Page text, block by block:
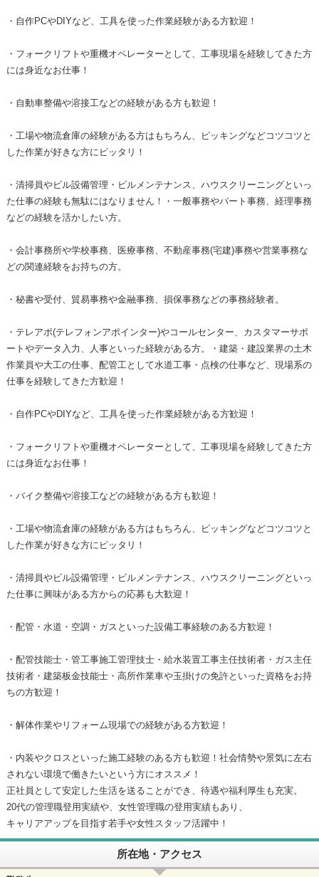
・自作PCやDIYなど、工具を使った作業経験がある方歓迎！
・フォークリフトや重機オペレーターとして、工事現場を経験してきた方
には身近なお仕事！
・自動車整備や溶接工などの経験がある方も歓迎！
・工場や物流倉庫の経験がある方はもちろん、ピッキングなどコツコツと
した作業が好きな方にピッタリ！
・清掃員やビル設備管理・ビルメンテナンス、ハウスクリーニングといっ
た仕事の経験も無駄にはなりません！・一般事務やパート事務、経理事務
などの経験を活かしたい方。
・会計事務所や学校事務、医療事務、不動産事務(宅建)事務や営業事務な
どの関連経験をお持ちの方。
・秘書や受付、貿易事務や金融事務、損保事務などの事務経験者。
・テレアポ(テレフォンアポインター)やコールセンター、カスタマーサポ
ートやデータ入力、人事といった経験がある方。・建築・建設業界の土木
作業員や大工の仕事、配管工として水道工事・点検の仕事など、現場系の
仕事を経験してきた方歓迎！
・自作PCやDIYなど、工具を使った作業経験がある方歓迎！
・フォークリフトや重機オペレーターとして、工事現場を経験してきた方
には身近なお仕事！
・バイク整備や溶接工などの経験がある方も歓迎！
・工場や物流倉庫の経験がある方はもちろん、ピッキングなどコツコツと
した作業が好きな方にピッタリ！
・清掃員やビル設備管理・ビルメンテナンス、ハウスクリーニングといっ
た仕事に興味がある方からの応募も大歓迎！
・配管・水道・空調・ガスといった設備工事経験のある方歓迎！
・配管技能士・管工事施工管理技士・給水装置工事主任技術者・ガス主任
技術者・建築板金技能士・高所作業車や玉掛けの免許といった資格をお持
ちの方歓迎！
・解体作業やリフォーム現場での経験がある方歓迎！
・内装やクロスといった施工経験のある方も歓迎！社会情勢や景気に左右
されない環境で働きたいという方にオススメ！
正社員として安定した生活を送ることができ、待遇や福利厚生も充実。
20代の管理職登用実績や、女性管理職の登用実績もあり、
キャリアアップを目指す若手や女性スタッフ活躍中！
所在地・アクセス